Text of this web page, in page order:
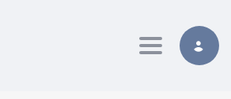
Toggle